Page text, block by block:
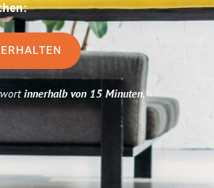
innerhalb von 15 Minuten.